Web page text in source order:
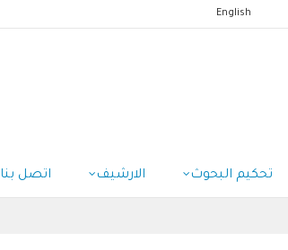
English
تحكيم البحوث الارشيف اتصل بنا